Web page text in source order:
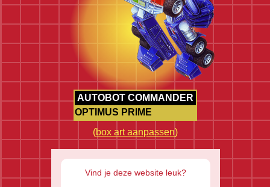
AUTOBOT COMMANDER
OPTIMUS PRIME
(box art aanpassen)
Vind je deze website leuk?